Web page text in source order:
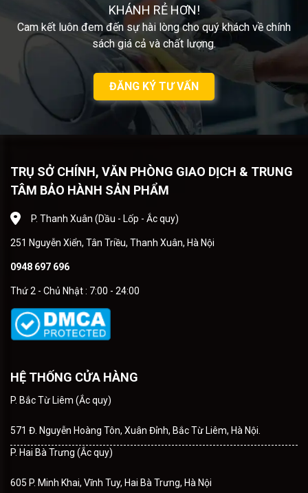
KHÁNH RẺ HƠN!
Cam kết luôn đem đến sự hài lòng cho quý khách về chính
sách giá cả và chất lượng.
ĐĂNG KÝ TƯ VẤN
TRỤ SỞ CHÍNH, VĂN PHÒNG GIAO DỊCH & TRUNG
TÂM BẢO HÀNH SẢN PHẨM
P. Thanh Xuân (Dầu - Lốp - Ắc quy)
251 Nguyễn Xiển, Tân Triều, Thanh Xuân, Hà Nội
0948 697 696
Thứ 2 - Chủ Nhật : 7:00 - 24:00
HỆ THỐNG CỬA HÀNG
P. Bắc Từ Liêm (Ắc quy)
571 Đ. Nguyễn Hoàng Tôn, Xuân Đỉnh, Bắc Từ Liêm, Hà Nội.
P. Hai Bà Trưng (Ắc quy)
605 P. Minh Khai, Vĩnh Tuy, Hai Bà Trưng, Hà Nội